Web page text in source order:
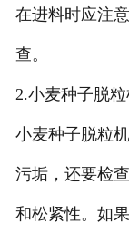
在进料时应注
查。
2.小麦种子脱粒
小麦种子脱粒
污垢，还要检
和松紧性。如